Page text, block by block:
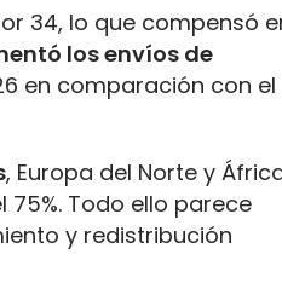
34, lo que compensó
los envíos de
en comparación con el
, Europa del Norte y
Todo ello parece
y redistribución